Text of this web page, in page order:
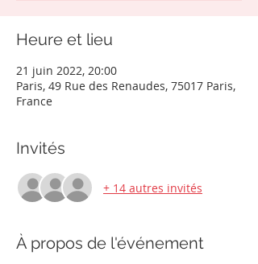
Heure et lieu
21 juin 2022, 20:00
Paris, 49 Rue des Renaudes, 75017 Paris,
France
Invités
+ 14 autres invités
À propos de l'événement